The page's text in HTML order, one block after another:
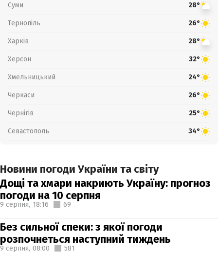
Суми 28°
Тернопіль 26°
Харків 28°
Херсон 32°
Хмельницький 24°
Черкаси 26°
Чернігів 25°
Севастополь 34°
Новини погоди України та світу
Дощі та хмари накриють Україну: прогноз
погоди на 10 серпня
9 серпня, 18:16 69
Без сильної спеки: з якої погоди
розпочнеться наступний тиждень
9 серпня, 08:00 581